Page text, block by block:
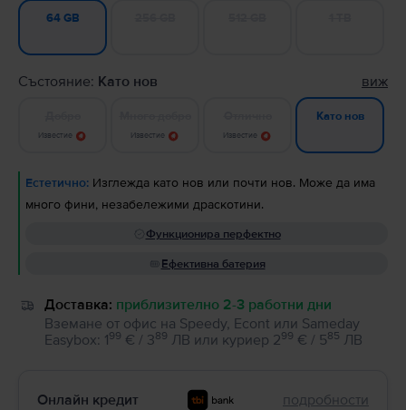
64 GB
Състояние: Като нов виж
Известие Известие Известие
Като нов
Естетично: Изглежда като нов или почти нов. Може да има
много фини, незабележими драскотини.
Функционира перфектно
Ефективна батерия
Доставка: приблизително 2-3 работни дни
Вземане от офис на Speedy, Econt или Sameday
Easybox: 199 € / 389 ЛВ или куриер 299 € / 585 ЛВ
Онлайн кредит подробности